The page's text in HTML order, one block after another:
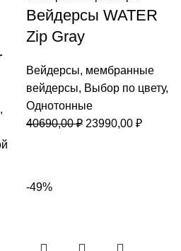
,
Вейдерсы WATER
Zip Gray
Вейдерсы, мембранные
вейдерсы, Выбор по цвету,
Однотонные
40690,00₽ Первоначальная
23990,00 ₽
-49%